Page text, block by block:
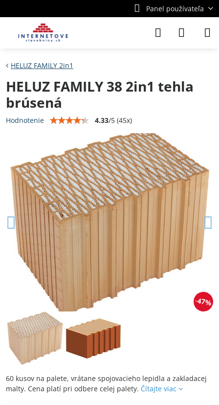
Panel používateľa
47%
HELUZ FAMILY 2in1
HELUZ FAMILY 38 2in1 tehla
brúsená
Hodnotenie 4.33/5 (45x)
60 kusov na palete, vrátane spojovacieho lepidla a zakladacej
malty. Cena platí pri odbere celej palety. Čítajte viac